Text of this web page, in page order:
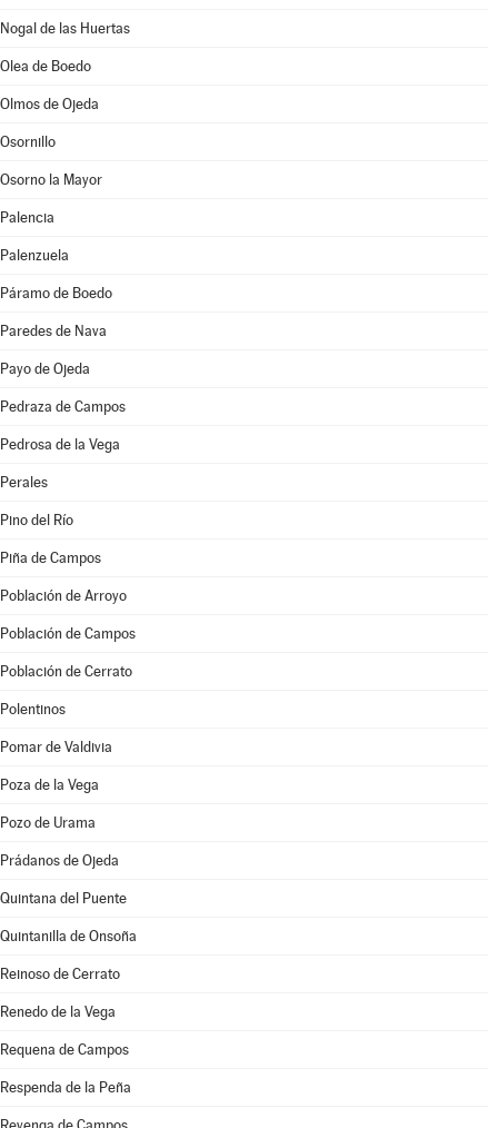
Nogal de las Huertas
Olea de Boedo
Olmos de Ojeda
Osornillo
Osorno la Mayor
Palencia
Palenzuela
Páramo de Boedo
Paredes de Nava
Payo de Ojeda
Pedraza de Campos
Pedrosa de la Vega
Perales
Pino del Río
Piña de Campos
Población de Arroyo
Población de Campos
Población de Cerrato
Polentinos
Pomar de Valdivia
Poza de la Vega
Pozo de Urama
Prádanos de Ojeda
Quintana del Puente
Quintanilla de Onsoña
Reinoso de Cerrato
Renedo de la Vega
Requena de Campos
Respenda de la Peña